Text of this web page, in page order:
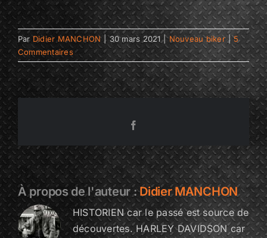
ParDidier MANCHON | 30 mars 2021 | Nouveau biker | 5
Commentaires
À propos de l'auteur :Didier MANCHON
HISTORIEN car le passé est source de
découvertes. HARLEY DAVIDSON car